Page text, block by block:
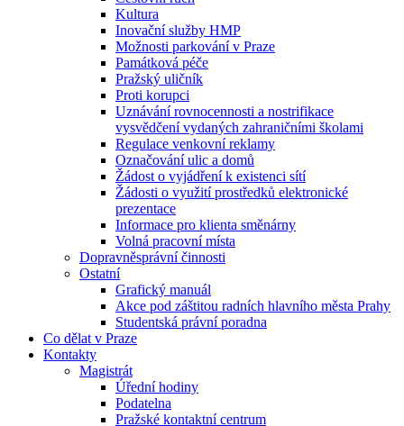
Kultura
Inovační služby HMP
Možnosti parkování v Praze
Památková péče
Pražský uličník
Proti korupci
Uznávání rovnocennosti a nostrifikace
vysvědčení vydaných zahraničními školami
Regulace venkovní reklamy
Označování ulic a domů
Žádost o vyjádření k existenci sítí
Žádosti o využití prostředků elektronické
prezentace
Informace pro klienta směnárny
Volná pracovní místa
Dopravněsprávní činnosti
Ostatní
Grafický manuál
Akce pod záštitou radních hlavního města Prahy
Studentská právní poradna
Co dělat v Praze
Kontakty
Magistrát
Úřední hodiny
Podatelna
Pražské kontaktní centrum